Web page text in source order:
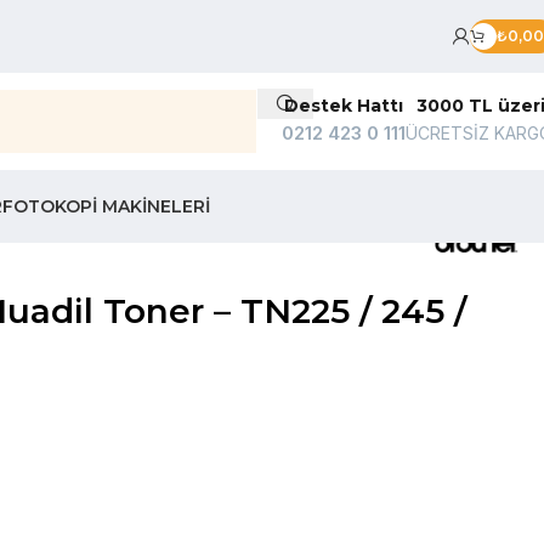
₺0,00
Destek Hattı
0212 423 0 111
3000 TL üzeri
ÜCRETSİZ
FOTOKOPI MAKINELERI
Toner – TN225 / 245 /